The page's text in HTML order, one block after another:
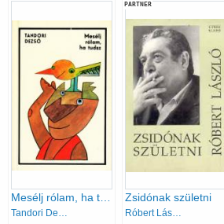
Mesélj rólam, ha tudsz
Tandori Dezső
PARTNER
Zsidónak születni
Róbert László